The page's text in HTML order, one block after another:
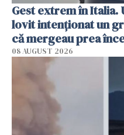
Gest extrem în Italia.
lovit intenționat un
că mergeau prea
08 AUGUST 2026